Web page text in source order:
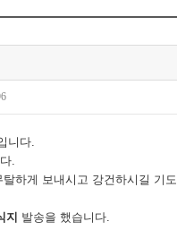
니다.
.
하게 보내시고 강건하시길 기
지 발송을 했습니다.